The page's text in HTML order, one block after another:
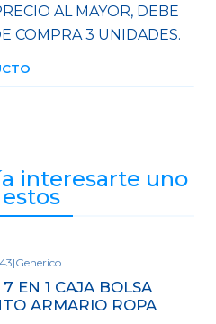
AL MAYOR, DEBE
COMPRA 3 UNIDADES.
interesarte uno
|Generico
EN 1 CAJA BOLSA
ARMARIO ROPA